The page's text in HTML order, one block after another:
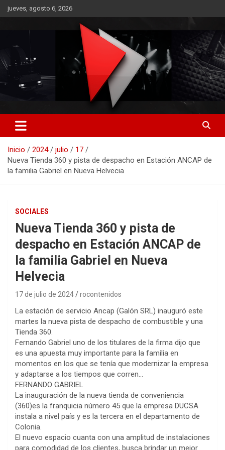
Saltar
al
jueves, agosto 6, 2026
RO CONTENIDOS
Inicio 2024 julio
17
Nueva Tienda 360 y pista de despacho en Estación ANCAP de
la familia Gabriel en Nueva Helvecia
SOCIALES
Nueva Tienda 360 y pista de
despacho en Estación ANCAP de
la familia Gabriel en Nueva
Helvecia
17 de julio de 2024 rocontenidos
La estación de servicio Ancap (Galón SRL) inauguró este
martes la nueva pista de despacho de combustible y una
Tienda 360.
Fernando Gabriel uno de los titulares de la firma dijo que
es una apuesta muy importante para la familia en
momentos en los que se tenía que modernizar la empresa
y adaptarse a los tiempos que corren…
FERNANDO GABRIEL
La inauguración de la nueva tienda de conveniencia
(360)es la franquicia número 45 que la empresa DUCSA
instala a nivel país y es la tercera en el departamento de
Colonia.
El nuevo espacio cuanta con una amplitud de instalaciones
para comodidad de los clientes, busca brindar un mejor